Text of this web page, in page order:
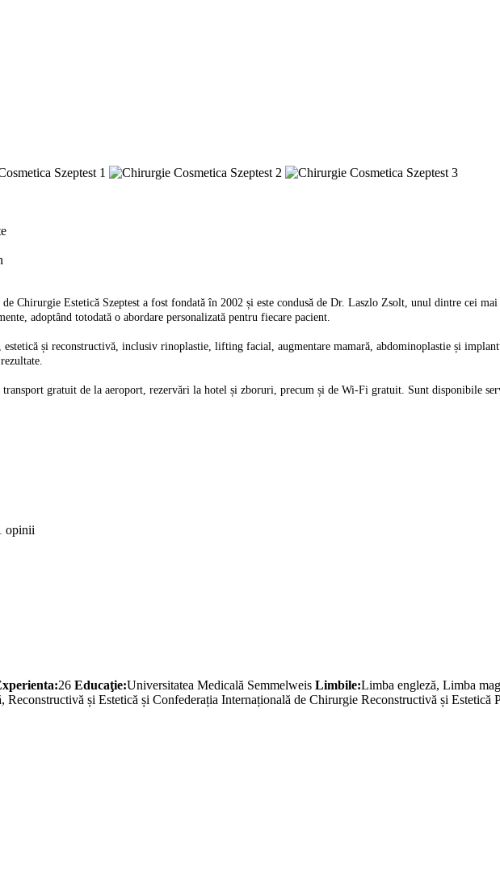
Chirurgie Estetică Szeptest a fost fondată în 2002 și este condusă de Dr. Laszlo Zsolt, unul dintre cei
adoptând totodată o abordare personalizată pentru fiecare pacient.
și reconstructivă, inclusiv rinoplastie, lifting facial, augmentare mamară, abdominoplastie și
gratuit de la aeroport, rezervări la hotel și zboruri, precum și de Wi-Fi gratuit. Sunt disponibile
opinii
26 Educaţie:Universitatea Medicală Semmelweis Limbile:Limba engleză, Limba
Reconstructivă și Estetică și Confederația Internațională de Chirurgie Reconstructivă și Estetică